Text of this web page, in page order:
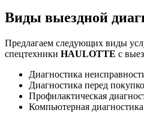
Виды выездной
Предлагаем следующих виды
спецтехники HAULOTTE с
Диагностика
Диагностика перед
Профилактическая
Компьютерная диагностика